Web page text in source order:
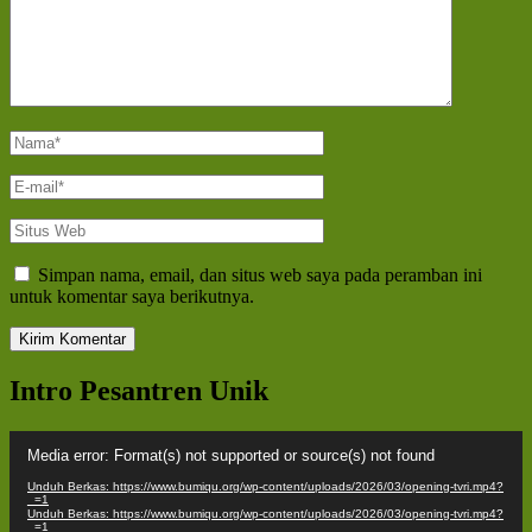
Nama*
E-
mail*
Situs
Web
Simpan nama, email, dan situs web saya pada peramban ini
untuk komentar saya berikutnya.
Intro Pesantren Unik
Video
Media error: Format(s) not supported or source(s) not found
Unduh Berkas: https://www.bumiqu.org/wp-content/uploads/2026/03/opening-tvri.mp4?
_=1
Unduh Berkas: https://www.bumiqu.org/wp-content/uploads/2026/03/opening-tvri.mp4?
_=1